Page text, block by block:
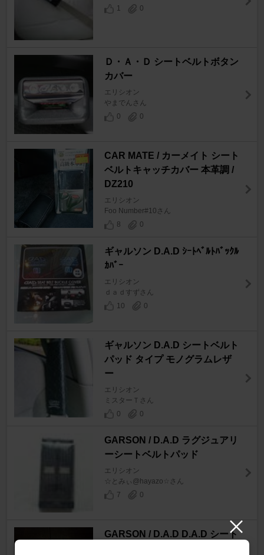
1
0
Ｄ・Ａ・Ｄ シートベルトボタン
カバー
エリシオン
やまでんさん
0
0
CAR MATE / カーメイト シート
ベルトキャッチカバー 本革調 /
DZ210
エリシオン
Foo Number#10さん
8
0
ギャルソン D.A.D ｼｰﾄﾍﾞﾙﾄﾊﾞｯｸﾙ
ｶﾊﾞｰ
エリシオン
ｄａｄすずさん
10
0
ギャルソン D.A.D シートベルト
パッド タイプ モノグラムレザ
ー
エリシオン
ミスターＴさん
0
0
GARSON / D.A.D ラグジュアリ
ーシートベルトパッド
エリシオン
☆とみぃ@hayazo☆さん
7
0
GARSON / D.A.D D.A.D シート